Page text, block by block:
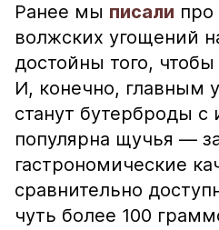
Ранее мы писали про
волжских угощений
достойны того,
И, конечно, главным
станут бутерброды с
популярна щучья —
гастрономические
сравнительно
чуть более 100